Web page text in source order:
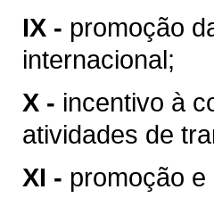
IX - promoção
internacional;
X - incentivo à
atividades de
XI - promoção